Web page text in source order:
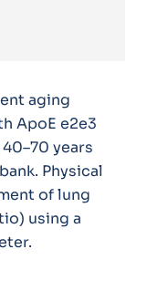
aging
ApoE e2e3
years
Physical
of lung
using a